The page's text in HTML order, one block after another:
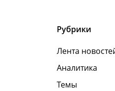
Рубрики
Лента
Аналитика
Темы